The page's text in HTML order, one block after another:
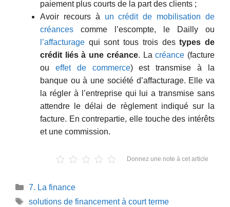
paiement plus courts de la part des clients ;
Avoir recours à un crédit de mobilisation de
créances comme l’escompte, le Dailly ou
l’affacturage qui sont tous trois destypes de
crédit liés à une créance. Lacréance (facture
ou effet de commerce) est transmise à la
banque ou à une société d’affacturage. Elle va
la régler à l’entreprise qui lui a transmise sans
attendre le délai de règlement indiqué sur la
facture. En contrepartie, elle touche des intérêts
et une commission.
Donnez une note à cet article
Catégories
7. La finance
Étiquettes
solutions de financement à court terme